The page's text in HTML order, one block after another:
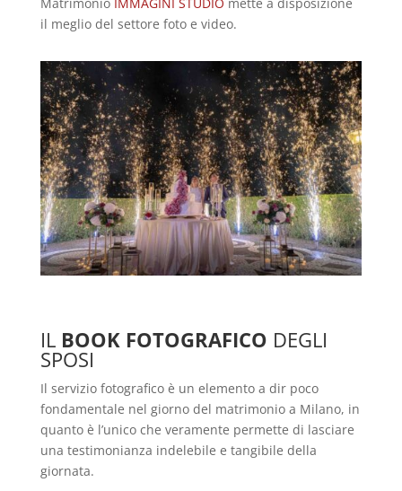
il meglio del settore foto e video.
IL BOOK FOTOGRAFICO DEGLI
SPOSI
Il servizio fotografico è un elemento a dir poco
fondamentale nel giorno del matrimonio a Milano, in
quanto è l’unico che veramente permette di lasciare
una testimonianza indelebile e tangibile della
giornata.